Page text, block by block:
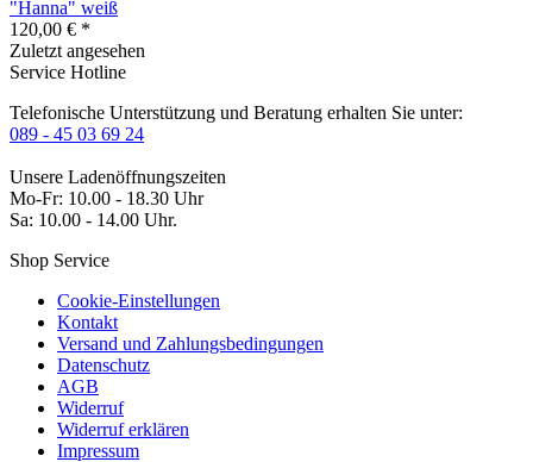
"Hanna" weiß
120,00 € *
Zuletzt angesehen
Service Hotline
Telefonische Unterstützung und Beratung erhalten Sie unter:
089 - 45 03 69 24
Unsere Ladenöffnungszeiten
Mo-Fr: 10.00 - 18.30 Uhr
Sa: 10.00 - 14.00 Uhr.
Shop Service
Cookie-Einstellungen
Kontakt
Versand und Zahlungsbedingungen
Datenschutz
AGB
Widerruf
Widerruf erklären
Impressum